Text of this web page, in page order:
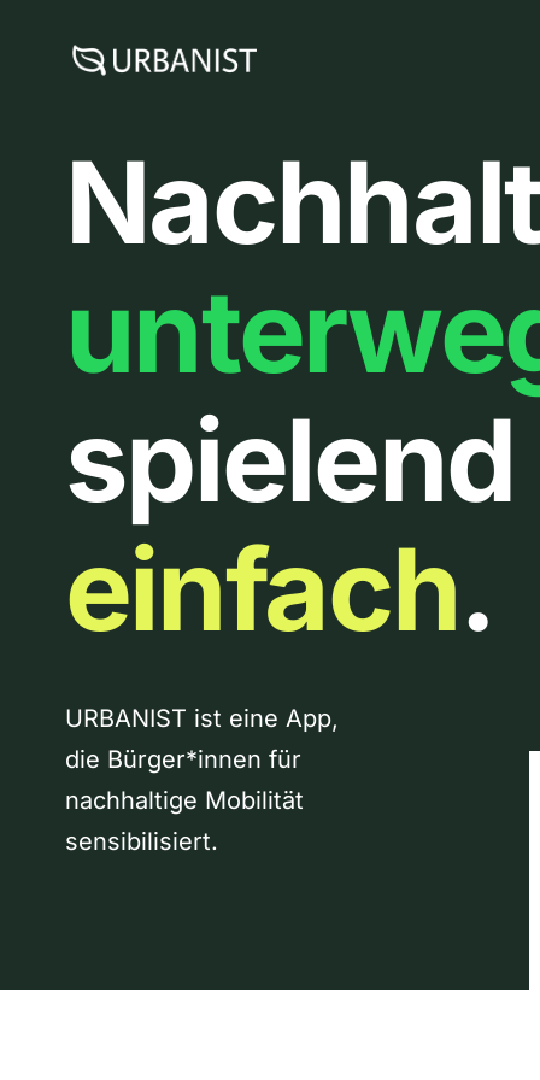
spielend
einfach.
URBANIST ist eine App,
die Bürger*innen für
nachhaltige Mobilität
sensibilisiert.